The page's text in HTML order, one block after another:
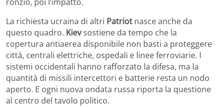
La richiesta ucraina di altri Patriot nasce anche da
questo quadro. Kievsostiene da tempo che la
copertura antiaerea disponibile non basti a proteggere
città, centrali elettriche, ospedali e linee ferroviarie. I
sistemi occidentali hanno rafforzato la difesa, ma la
quantità di missili intercettori e batterie resta un nodo
aperto. E ogni nuova ondata russa riporta la questione
al centro del tavolo politico.